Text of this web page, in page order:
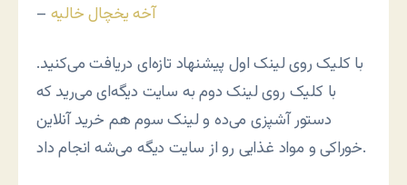
– آخه یخچال خالیه
با کلیک روی لینک اول پیشنهاد تازه‌ای دریافت می‌کنید.
با کلیک روی لینک دوم به سایت دیگه‌ای می‌رید که
دستور آشپزی می‌ده و لینک سوم هم خرید آنلاین
خوراکی و مواد غذایی رو از سایت دیگه می‌شه انجام داد.